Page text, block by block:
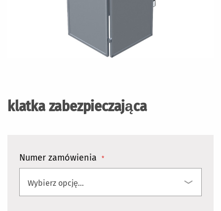
klatka zabezpieczająca
Numer zamówienia
galerii